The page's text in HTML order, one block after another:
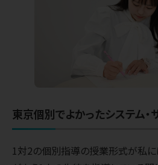
東京個別でよかったシステム・
1対2の個別指導の授業形式が私に